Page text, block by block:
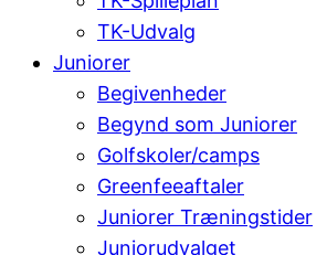
TK-Udvalg
Juniorer
Begivenheder
Begynd som Juniorer
Golfskoler/camps
Greenfeeaftaler
Juniorer Træningstider
Juniorudvalget